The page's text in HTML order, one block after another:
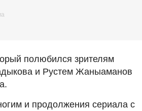
полюбился зрителям
и Рустем Жаныаманов
и продолжения сериала с